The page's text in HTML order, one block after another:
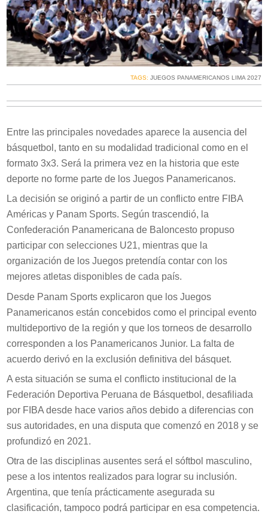
TAGS: JUEGOS PANAMERICANOS LIMA 2027
Entre las principales novedades aparece la ausencia del
básquetbol, tanto en su modalidad tradicional como en el
formato 3x3. Será la primera vez en la historia que este
deporte no forme parte de los Juegos Panamericanos.
La decisión se originó a partir de un conflicto entre FIBA
Américas y Panam Sports. Según trascendió, la
Confederación Panamericana de Baloncesto propuso
participar con selecciones U21, mientras que la
organización de los Juegos pretendía contar con los
mejores atletas disponibles de cada país.
Desde Panam Sports explicaron que los Juegos
Panamericanos están concebidos como el principal evento
multideportivo de la región y que los torneos de desarrollo
corresponden a los Panamericanos Junior. La falta de
acuerdo derivó en la exclusión definitiva del básquet.
A esta situación se suma el conflicto institucional de la
Federación Deportiva Peruana de Básquetbol, desafiliada
por FIBA desde hace varios años debido a diferencias con
sus autoridades, en una disputa que comenzó en 2018 y se
profundizó en 2021.
Otra de las disciplinas ausentes será el sóftbol masculino,
pese a los intentos realizados para lograr su inclusión.
Argentina, que tenía prácticamente asegurada su
clasificación, tampoco podrá participar en esa competencia.